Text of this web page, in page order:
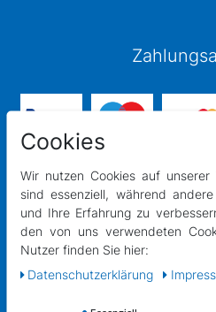
Cookies
Wir nutzen Cookies auf unserer
sind essenziell, während
und Ihre Erfahrung zu
den von uns verwendeten
Nutzer finden Sie hier:
Daten­schutz­erklärung